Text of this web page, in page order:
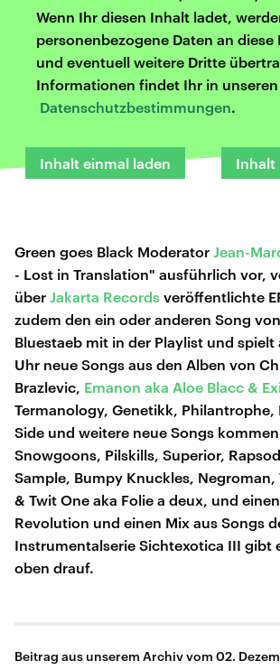
Wenn Ihr diesen Inhalt ladet,
personenbezogene Daten an diese
und eventuell weitere Dritte
Informationen findet Ihr in unseren
Datenschutzbestimmungen.
Inhalt einmal laden Inhalt
Green goes Black Moderator Jean-
- Lost in Translation" ausführlich vor,
über Jakarta Records veröffentlichte
zudem den ein oder anderen Song
Bluestaeb mit in der Playlist und
Uhr neue Songs aus den Alben von
Brazlevic, Emanon aka Aloe Blacc &
Termanology, Genetikk, Philantrophe,
Side und weitere neue Songs
Snowgoons, Pilskills, Superior,
Sample, Bumpy Knuckles, Negroman,
& Twit One aka Folie a deux, und
Revolution und einen Mix aus Songs
Instrumentalserie Sichtexotica III gibt
oben drauf.
Beitrag aus unserem Archiv vom 02.